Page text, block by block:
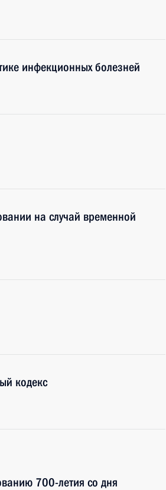
инфекционных болезней
на случай временной
кодекс
700-летия со дня